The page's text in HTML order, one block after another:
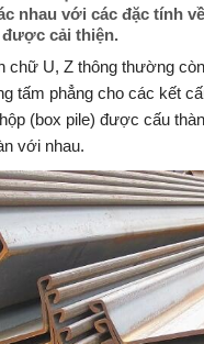
nhau với các đặc tính
cải thiện.
chữ U, Z thông thường
tấm phẳng cho các kết
(box pile) được cấu
với nhau.